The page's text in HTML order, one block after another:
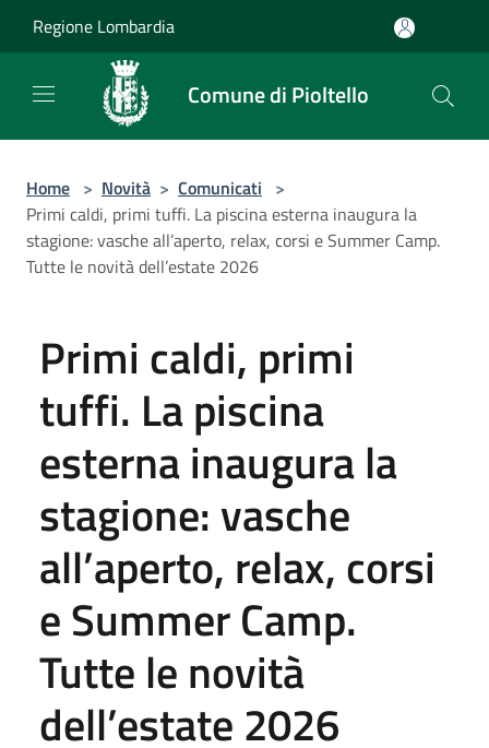
Regione Lombardia
Comune di Pioltello
Home > Novità > Comunicati >
Primi caldi, primi tuffi. La piscina esterna inaugura la
stagione: vasche all’aperto, relax, corsi e Summer Camp.
Tutte le novità dell’estate 2026
Primi caldi, primi
tuffi. La piscina
esterna inaugura la
stagione: vasche
all’aperto, relax, corsi
e Summer Camp.
Tutte le novità
dell’estate 2026